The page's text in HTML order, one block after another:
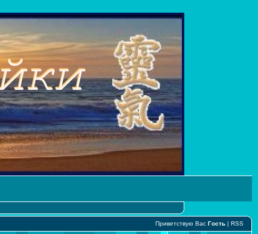
Приветствую Вас Гость | RSS